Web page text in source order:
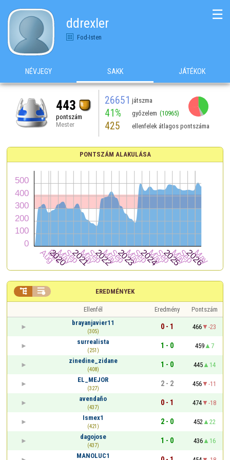
ddrexler
Fod-Isten
☰
NÉVJEGY SAKK JÁTÉKOK
443
pontszám
Mester
26651 játszma
41% győzelem (10965)
425 ellenfelek átlagos pontszáma
PONTSZÁM ALAKULÁSA
EREDMÉNYEK
 
Ellenfél Eredmény
Pontszám
brayanjavier11
(305)
0 - 1 466
-23
surrealista
(251)
1 - 0 459
7
zinedine_zidane
(408)
1 - 0 445
14
EL_MEJOR
(327)
2 - 2 456
-11
avendaño
(437)
0 - 1 474
-18
Ismex1
(421)
2 - 0 452
22
dagojose
(437)
1 - 0 436
16
MANOLUC1